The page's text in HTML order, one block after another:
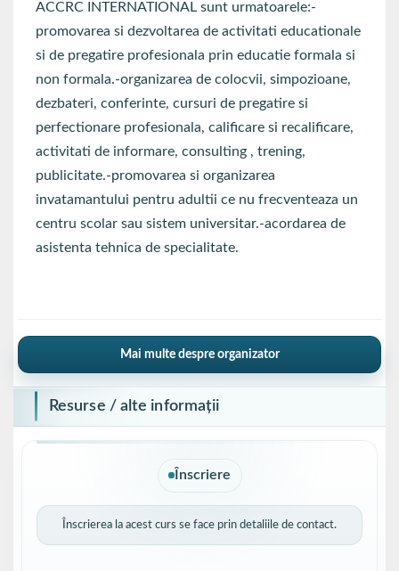
ACCRC INTERNATIONAL sunt urmatoarele:-
promovarea si dezvoltarea de activitati educationale
si de pregatire profesionala prin educatie formala si
non formala.-organizarea de colocvii, simpozioane,
dezbateri, conferinte, cursuri de pregatire si
perfectionare profesionala, calificare si recalificare,
activitati de informare, consulting , trening,
publicitate.-promovarea si organizarea
invatamantului pentru adultii ce nu frecventeaza un
centru scolar sau sistem universitar.-acordarea de
asistenta tehnica de specialitate.
Mai multe despre organizator
Resurse / alte informații
Înscriere
Înscrierea la acest curs se face prin detaliile de contact.